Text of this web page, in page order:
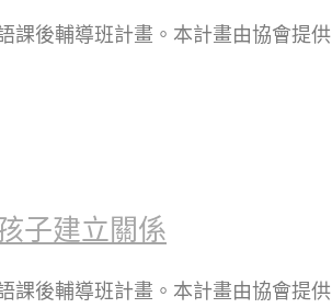
課後輔導班計畫。本計畫由協會提供
子建立關係
課後輔導班計畫。本計畫由協會提供